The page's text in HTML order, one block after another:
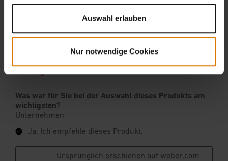
Auswahl erlauben
Nur notwendige Cookies